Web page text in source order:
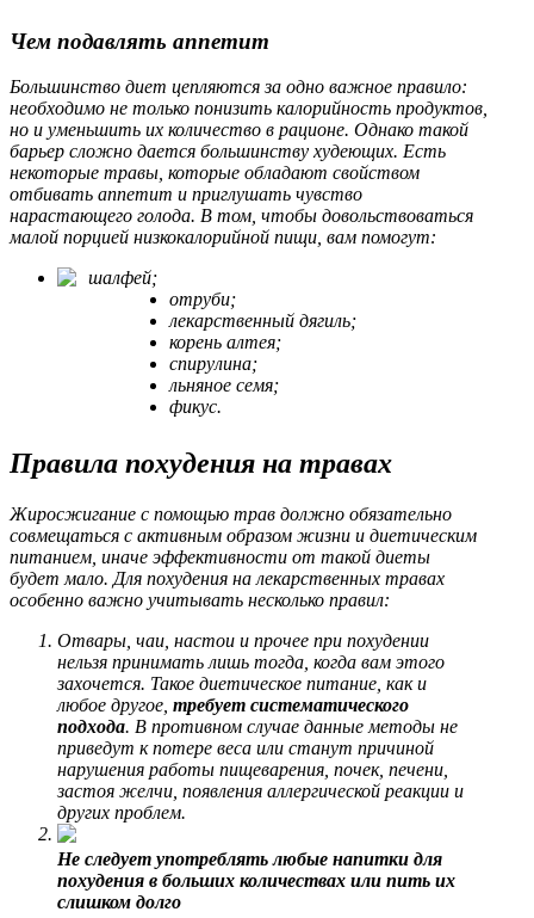
Чем подавлять аппетит
Большинство диет цепляются за одно важное правило:
необходимо не только понизить калорийность продуктов,
но и уменьшить их количество в рационе. Однако такой
барьер сложно дается большинству худеющих. Есть
некоторые травы, которые обладают свойством
отбивать аппетит и приглушать чувство
нарастающего голода. В том, чтобы довольствоваться
малой порцией низкокалорийной пищи, вам помогут:
шалфей;
отруби;
лекарственный дягиль;
корень алтея;
спирулина;
льняное семя;
фикус.
Правила похудения на травах
Жиросжигание с помощью трав должно обязательно
совмещаться с активным образом жизни и диетическим
питанием, иначе эффективности от такой диеты
будет мало. Для похудения на лекарственных травах
особенно важно учитывать несколько правил:
Отвары, чаи, настои и прочее при похудении
нельзя принимать лишь тогда, когда вам этого
захочется. Такое диетическое питание, как и
любое другое, требует систематического
подхода. В противном случае данные методы не
приведут к потере веса или станут причиной
нарушения работы пищеварения, почек, печени,
застоя желчи, появления аллергической реакции и
других проблем.
Не следует употреблять любые напитки для
похудения в больших количествах или пить их
слишком долго